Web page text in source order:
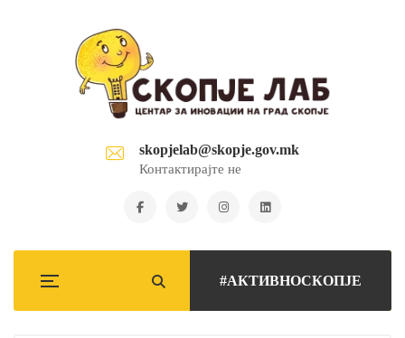
skopjelab@skopje.gov.mk
Контактирајте не
#АКТИВНОСКОПЈЕ